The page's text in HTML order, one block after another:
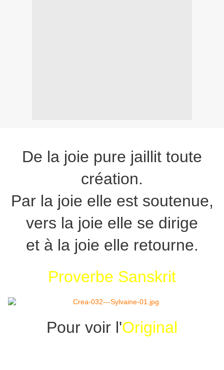
De la joie pure jaillit toute
création.
Par la joie elle est soutenue,
vers la joie elle se dirige
et à la joie elle retourne.
Proverbe Sanskrit
Pour voir l'Original